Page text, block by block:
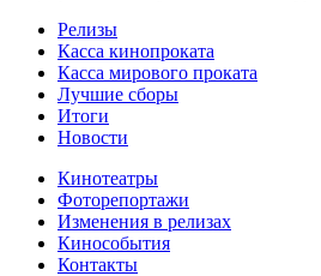
Релизы
Касса кинопроката
Касса мирового проката
Лучшие сборы
Итоги
Новости
Кинотеатры
Фоторепортажи
Изменения в релизах
Кинособытия
Контакты